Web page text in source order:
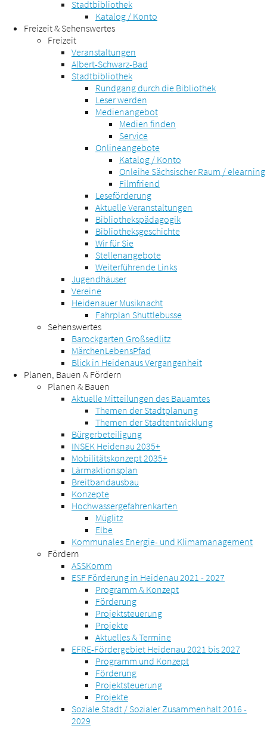
Stadtbibliothek
Katalog / Konto
Freizeit & Sehenswertes
Freizeit
Veranstaltungen
Albert-Schwarz-Bad
Stadtbibliothek
Rundgang durch die Bibliothek
Leser werden
Medienangebot
Medien finden
Service
Onlineangebote
Katalog / Konto
Onleihe Sächsischer Raum / elearning
Filmfriend
Leseförderung
Aktuelle Veranstaltungen
Bibliothekspädagogik
Bibliotheksgeschichte
Wir für Sie
Stellenangebote
Weiterführende Links
Jugendhäuser
Vereine
Heidenauer Musiknacht
Fahrplan Shuttlebusse
Sehenswertes
Barockgarten Großsedlitz
MärchenLebensPfad
Blick in Heidenaus Vergangenheit
Planen, Bauen & Fördern
Planen & Bauen
Aktuelle Mitteilungen des Bauamtes
Themen der Stadtplanung
Themen der Stadtentwicklung
Bürgerbeteiligung
INSEK Heidenau 2035+
Mobilitätskonzept 2035+
Lärmaktionsplan
Breitbandausbau
Konzepte
Hochwassergefahrenkarten
Müglitz
Elbe
Kommunales Energie- und Klimamanagement
Fördern
ASSKomm
ESF Förderung in Heidenau 2021 - 2027
Programm & Konzept
Förderung
Projektsteuerung
Projekte
Aktuelles & Termine
EFRE-Fördergebiet Heidenau 2021 bis 2027
Programm und Konzept
Förderung
Projektsteuerung
Projekte
Soziale Stadt / Sozialer Zusammenhalt 2016 -
2029